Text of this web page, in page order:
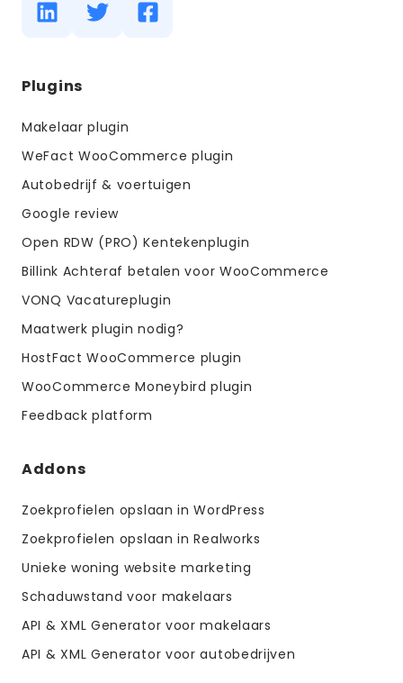
Diensten
Plugins
Makelaar plugin
WeFact WooCommerce plugin
Autobedrijf & voertuigen
Google review
Open RDW (PRO) Kentekenplugin
Billink Achteraf betalen voor WooCommerce
VONQ Vacatureplugin
Maatwerk plugin nodig?
HostFact WooCommerce plugin
WooCommerce Moneybird plugin
Feedback platform
Addons
Zoekprofielen opslaan in WordPress
Zoekprofielen opslaan in Realworks
Unieke woning website marketing
Schaduwstand voor makelaars
API & XML Generator voor makelaars
API & XML Generator voor autobedrijven